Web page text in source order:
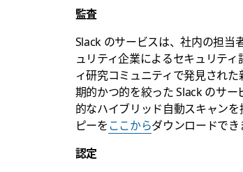
監査
Slack のサービスは、社内の担当
ュリティ企業によるセキュリテ
ィ研究コミュニティで発見され
期的かつ的を絞った Slack のサ
的なハイブリッド自動スキャン
ピーをここからダウンロードでき
認定